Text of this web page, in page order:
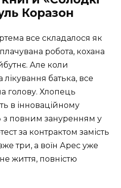
Коразон
все складалося як
робота, кохана
Але коли
батька, все
голову. Хлопець
в інноваційному
з повним зануренням у
за контрактом замість
три, а воїн Арес уже
життя, повністю